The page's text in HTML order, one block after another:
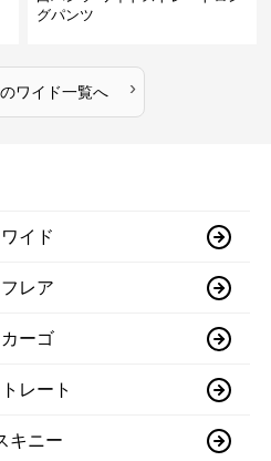
グパンツ
のワイド一覧へ ›
ワイド
フレア
カーゴ
レート
キニー